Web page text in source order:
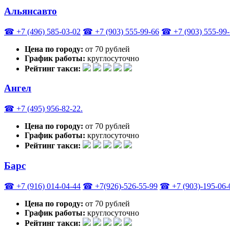
Альянсавто
☎ +7 (496) 585-03-02 ☎ +7 (903) 555-99-66 ☎ +7 (903) 555-99-
Цена по городу: от 70 рублей
График работы: круглосуточно
Рейтинг такси:
Ангел
☎ +7 (495) 956-82-22.
Цена по городу: от 70 рублей
График работы: круглосуточно
Рейтинг такси:
Барс
☎ +7 (916) 014-04-44 ☎ +7(926)-526-55-99 ☎ +7 (903)-195-06-
Цена по городу: от 70 рублей
График работы: круглосуточно
Рейтинг такси: